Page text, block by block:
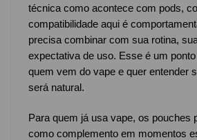
técnica como acontece com pods,
compatibilidade aqui é
precisa combinar com sua rotina,
expectativa de uso. Esse é um
quem vem do vape e quer entender
será natural.
Para quem já usa vape, os pouches
como complemento em momentos